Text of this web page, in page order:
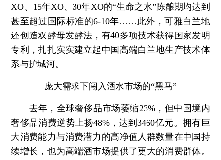
XO、15年XO、30年XO的“生命之水”陈酿期均达到
甚至超过国际标准的6-10年……此外，可雅白兰地
还创造双酵母发酵法，有40多项技术获得国家发明
专利，扎扎实实建立起中国高端白兰地生产技术体
系与护城河。
庞大需求下闯入酒水市场的“黑马”
去年，全球奢侈品市场萎缩23%，但中国境内
奢侈品消费逆势上扬48%，达到3460亿元。拥有巨
大消费能力与消费潜力的高净值人群数量在中国持
续增长，也为高端酒市场提供了更大的消费群体。